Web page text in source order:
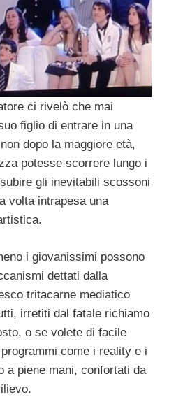
ci rivelò che mai
figlio di entrare in una
dopo la maggiore età,
potesse scorrere lungo i
gli inevitabili scossoni
volta intrapesa una
i giovanissimi possono
dettati dalla
tritacarne mediatico
irretiti dal fatale richiamo
o se volete di facile
come i reality e i
a piene mani, confortati da